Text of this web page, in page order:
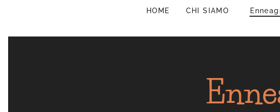
HOME CHI SIAMO